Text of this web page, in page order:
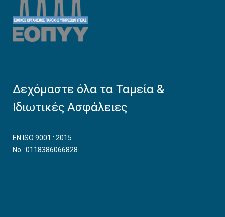
Δεχόμαστε όλα τα Ταμεία &
Ιδιωτικές Ασφάλειες
EN ISO 9001 : 2015
No. :0118386066828